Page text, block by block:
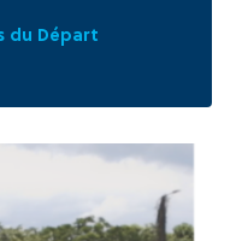
du Départ